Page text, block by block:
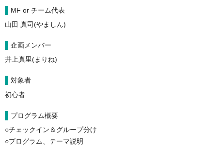
MF or チーム代表
山田 真司(やましん)
企画メンバー
井上真里(まりね)
対象者
初心者
プログラム概要
○チェックイン＆グループ分け
○プログラム、テーマ説明